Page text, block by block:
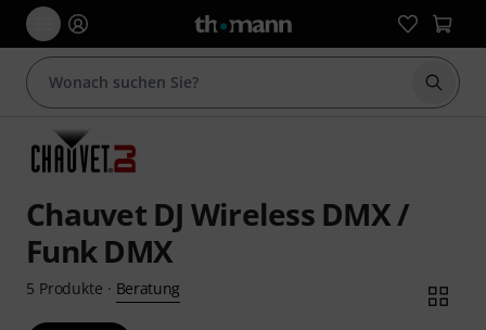
Suche
Chauvet DJ Wireless DMX /
Funk DMX
5 Produkte · Beratung